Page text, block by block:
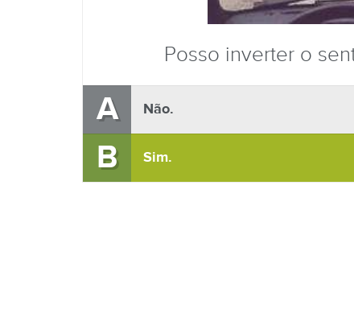
Posso inverter o
A Não.
B Sim.